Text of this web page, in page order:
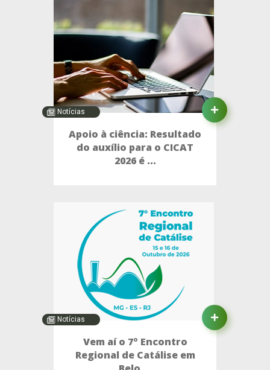
Notícias
Apoio à ciência: Resultado
do auxílio para o CICAT
2026 é ...
Notícias
Vem aí o 7º Encontro
Regional de Catálise em